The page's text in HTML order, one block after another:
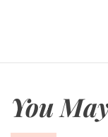
You